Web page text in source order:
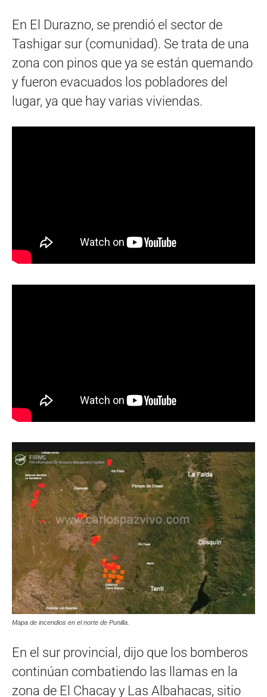
En El Durazno, se prendió el sector de
Tashigar sur (comunidad). Se trata de una
zona con pinos que ya se están quemando
y fueron evacuados los pobladores del
lugar, ya que hay varias viviendas.
Mapa de incendios en el norte de Punilla.
En el sur provincial, dijo que los bomberos
continúan combatiendo las llamas en la
zona de El Chacay y Las Albahacas, sitio